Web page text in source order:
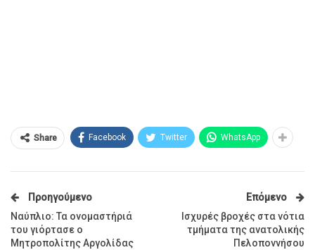
Share Facebook Twitter WhatsApp
Προηγούμενο
Ναύπλιο: Τα ονομαστήριά
του γιόρτασε ο
Μητροπολίτης Αργολίδας
Επόμενο
Ισχυρές βροχές στα νότια
τμήματα της ανατολικής
Πελοποννήσου